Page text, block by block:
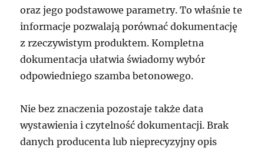
oraz jego podstawowe parametry. To właśnie te
informacje pozwalają porównać dokumentację
z rzeczywistym produktem. Kompletna
dokumentacja ułatwia świadomy wybór
odpowiedniego szamba betonowego.
Nie bez znaczenia pozostaje także data
wystawienia i czytelność dokumentacji. Brak
danych producenta lub nieprecyzyjny opis